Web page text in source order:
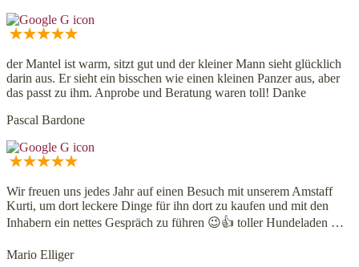
der Mantel ist warm, sitzt gut und der kleiner Mann sieht glücklich
darin aus. Er sieht ein bisschen wie einen kleinen Panzer aus, aber
das passt zu ihm. Anprobe und Beratung waren toll! Danke
Pascal Bardone
Wir freuen uns jedes Jahr auf einen Besuch mit unserem Amstaff
Kurti, um dort leckere Dinge für ihn dort zu kaufen und mit den
Inhabern ein nettes Gespräch zu führen 😉👍 toller Hundeladen …
Mario Elliger